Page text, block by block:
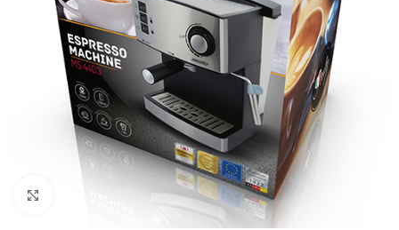
Клацніть, щоб збільшити